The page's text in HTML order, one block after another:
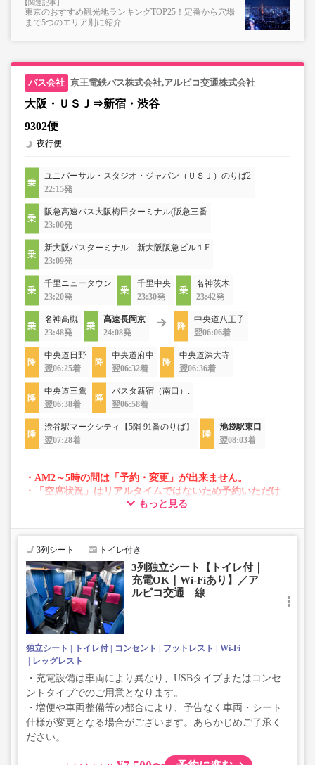
東京のおすすめ観光地ランキングTOP25！定番から穴場
まで5つのエリア別に紹介
京王電鉄バス株式会社,アルピコ交通株式会社
大阪・ＵＳＪ⇒新宿・渋谷
9302便
夜行便
ユニバーサル・スタジオ・ジャパン（ＵＳＪ）のりば2
22:15発
阪急高速バス大阪梅田ターミナル(阪急三番
23:00発
新大阪バスターミナル 新大阪阪急ビル１F
23:09発
千里ニュータウン
23:20発
千里中央
23:30発
名神茨木
23:42発
名神高槻
23:48発
高速長岡京
24:08発
中央道八王子
翌06:06着
中央道日野
翌06:25着
中央道府中
翌06:32着
中央道深大寺
翌06:36着
中央道三鷹
翌06:38着
バスタ新宿（南口）.
翌06:58着
渋谷駅マークシティ【5階 91番のりば】
翌07:28着
池袋駅東口
翌08:03着
・AM2～5時の間は「予約・変更」が出来ません。
・「空席状況」はリアルタイムではないため予約いただけ
ない場合がございます。
する場合がございます。
・車両は予告なく変更となる場合がございます。これに伴
で、あらかじめご了承ください。
もっと見る
3列シート トイレ付き
3列独立シート【トイレ付｜
充電OK｜Wi-Fiあり】／ア
ルピコ交通 線
独立シート トイレ付 コンセント フットレスト
Wi-Fi
レッグレスト
・充電設備は車両により異なり、USBタイプまたはコンセ
ントタイプでのご用意となります。
・増便や車両整備等の都合により、予告なく車両・シート
仕様が変更となる場合がございます。あらかじめご了承く
ださい。